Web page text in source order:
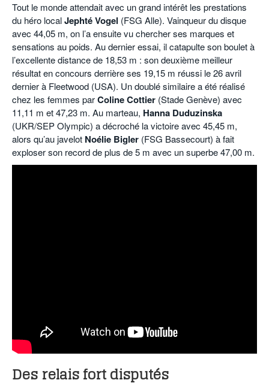
Tout le monde attendait avec un grand intérêt les prestations
du héro localJephté Vogel (FSG Alle). Vainqueur du disque
avec 44,05 m, on l’a ensuite vu chercher ses marques et
sensations au poids. Au dernier essai, il catapulte son boulet à
l’excellente distance de 18,53 m : son deuxième meilleur
résultat en concours derrière ses 19,15 m réussi le 26 avril
dernier à Fleetwood (USA). Un doublé similaire a été réalisé
chez les femmes parColine Cottier (Stade Genève) avec
11,11 m et 47,23 m. Au marteau, Hanna Duduzinska
(UKR/SEP Olympic) a décroché la victoire avec 45,45 m,
alors qu’au javelot Noélie Bigler (FSG Bassecourt) à fait
exploser son record de plus de 5 m avec un superbe 47,00 m.
Des relais fort disputés